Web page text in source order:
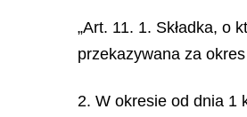
„Art. 11. 1. Składka, o
przekazywana za
2. W okresie od dnia 1